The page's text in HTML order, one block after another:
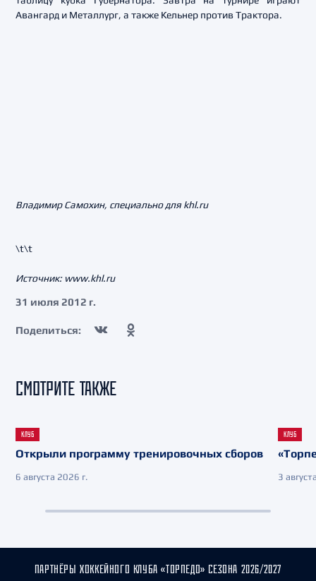
Авангард и Металлург, а также Кельнер против Трактора.
Владимир Самохин, специально для khl.ru
\t\t
Источник: www.khl.ru
31 июля 2012 г.
Поделиться:
СМОТРИТЕ ТАКЖЕ
КЛУБ
Открыли программу тренировочных сборов
6 августа 2026 г.
КЛУБ
3
ПАРТНЁРЫ ХОККЕЙНОГО КЛУБА «ТОРПЕДО» СЕЗОНА 2026/2027